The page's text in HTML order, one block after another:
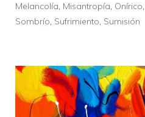
Melancolía, Misantropía, Onírico,
Sombrío, Sufrimiento, Sumisión